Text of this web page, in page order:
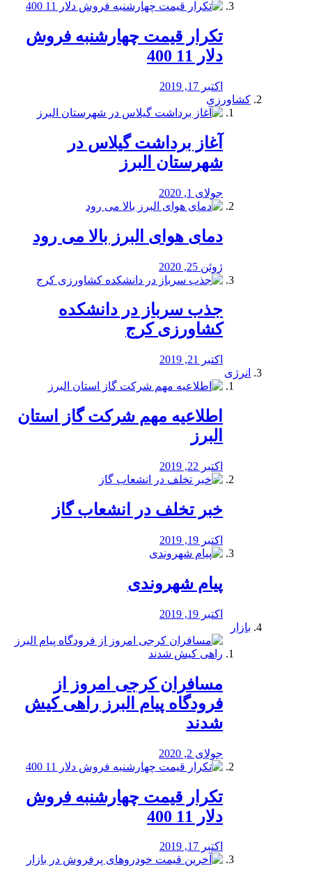
تکرار قیمت چهارشنبه فروش
دلار 11 400
اکتبر 17, 2019
کشاورزی
آغاز برداشت گیلاس در
شهرستان البرز
جولای 1, 2020
دمای هوای البرز بالا می رود
ژوئن 25, 2020
جذب سرباز در دانشکده
کشاورزی کرج
اکتبر 21, 2019
انرژی
️اطلاعیه مهم شرکت گاز استان
البرز
اکتبر 22, 2019
خبر تخلف در انشعاب گاز
اکتبر 19, 2019
پیام شهروندی
اکتبر 19, 2019
بازار
مسافران کرجی امروز از
فرودگاه پیام البرز راهی کیش
شدند
جولای 2, 2020
تکرار قیمت چهارشنبه فروش
دلار 11 400
اکتبر 17, 2019